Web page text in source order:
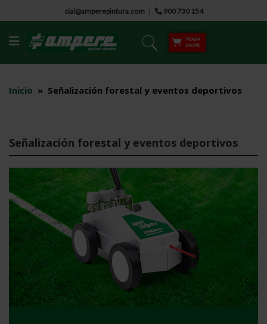
al
contenido
cial@amperepintura.com 900 730 154
TIENDA
ONLINE
Inicio » Señalización forestal y eventos deportivos
Señalización forestal y eventos deportivos